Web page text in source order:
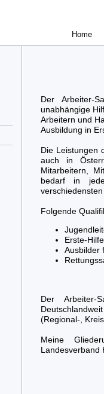
Home
Der Arbeiter-
unabhängige
Arbeitern und
Ausbildung in
Die Leistungen
auch in
Mitarbeitern,
bedarf in
Folgende
Erste-
Ausbilder
Der Arbeiter-
(Regional-,
Meine
Landesverband